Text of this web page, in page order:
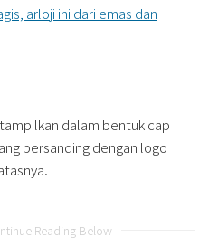
arloji ini dari emas dan
dalam bentuk cap
bersanding dengan logo
Reading Below